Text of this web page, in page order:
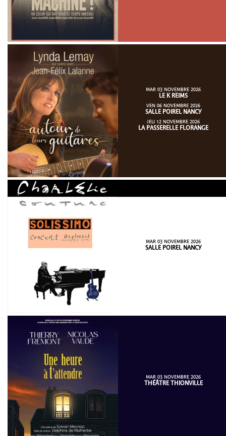
MAR 03 NOVEMBRE 2026
LE K REIMS
VEN 06 NOVEMBRE 2026
SALLE POIREL NANCY
JEU 12 NOVEMBRE 2026
LA PASSERELLE FLORANGE
MAR 03 NOVEMBRE 2026
SALLE POIREL NANCY
MAR 03 NOVEMBRE 2026
THÉÂTRE THIONVILLE